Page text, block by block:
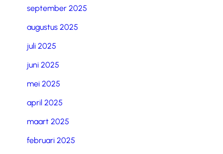
september 2025
augustus 2025
juli 2025
juni 2025
mei 2025
april 2025
maart 2025
februari 2025